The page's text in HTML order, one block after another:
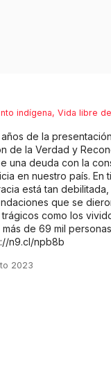
indígena, Vida libre
años de la
de la Verdad y
una deuda con la
en nuestro país. En
está tan
que se
como los
de 69 mil
n9.cl/npb8b
2023